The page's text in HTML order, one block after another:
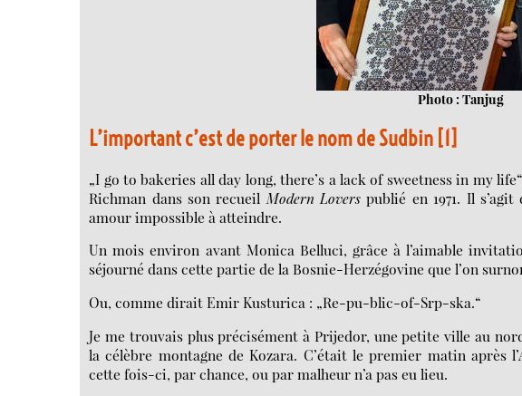
Photo : Tanjug
L’important c’est de porter le nom de Sudbin [1]
„I go to bakeries all day long, there’s a lack of sweetness in my life“
Richman dans son recueil Modern Lovers publié en 1971. Il
amour impossible à atteindre.
Un mois environ avant Monica Belluci, grâce à l’aimable
séjourné dans cette partie de la Bosnie-Herzégovine que l’on
Ou, comme dirait Emir Kusturica : „Re-pu-blic-of-Srp-ska.“
Je me trouvais plus précisément à Prijedor, une petite ville au
la célèbre montagne de Kozara. C’était le premier matin après
cette fois-ci, par chance, ou par malheur n’a pas eu lieu.